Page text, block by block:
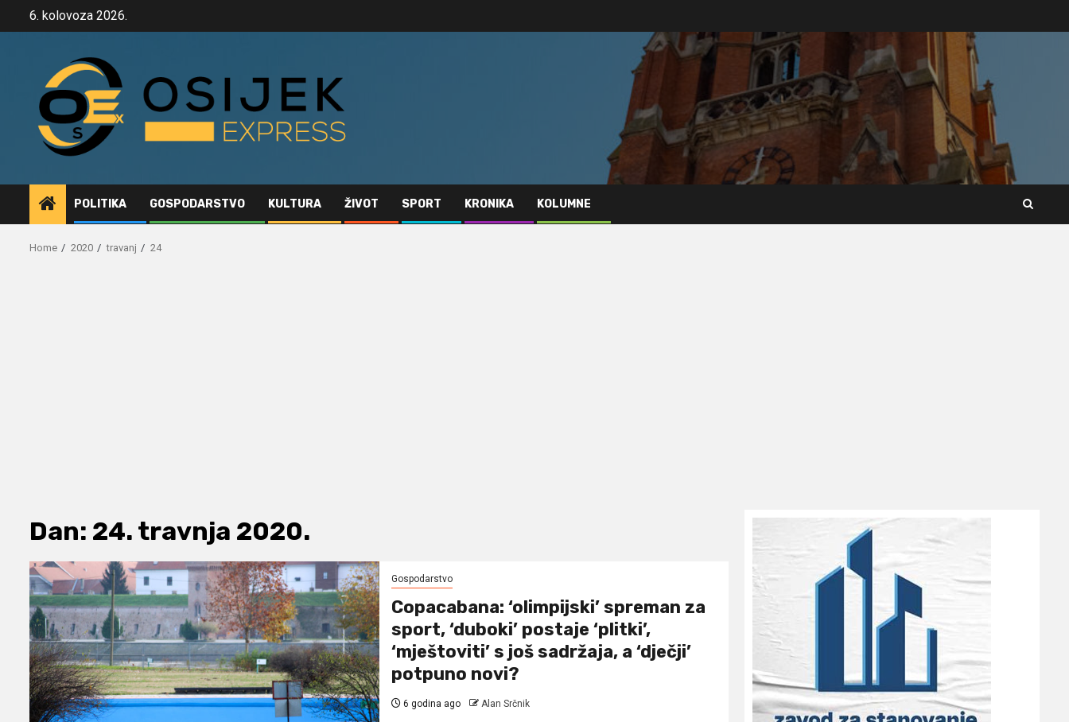
6. kolovoza 2026.
POLITIKA GOSPODARSTVO KULTURA ŽIVOT SPORT KRONIKA KOLUMNE
Home 2020 travanj 24
Dan: 24. travnja 2020.
Gospodarstvo
Copacabana: ‘olimpijski’ spreman za
sport, ‘duboki’ postaje ‘plitki’,
‘mještoviti’ s još sadržaja, a ‘dječji’
potpuno novi?
6 godina ago Alan Srčnik